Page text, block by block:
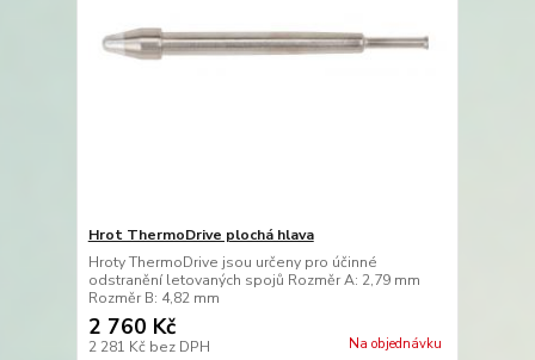
Hrot ThermoDrive plochá hlava
Hroty ThermoDrive jsou určeny pro účinné
odstranění letovaných spojů Rozměr A: 2,79 mm
Rozměr B: 4,82 mm
2 760 Kč
2 281 Kč bez DPH Na objednávku